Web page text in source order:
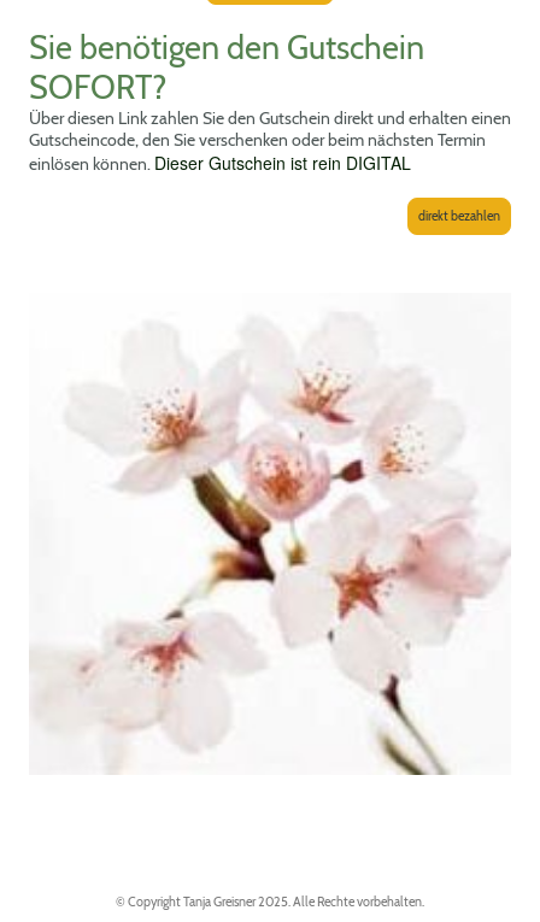
Sie benötigen den Gutschein
SOFORT?
Über diesen Link zahlen Sie den Gutschein direkt und erhalten einen
Gutscheincode, den Sie verschenken oder beim nächsten Termin
einlösen können. Dieser Gutschein ist rein DIGITAL
direkt bezahlen
© Copyright Tanja Greisner 2025. Alle Rechte vorbehalten.